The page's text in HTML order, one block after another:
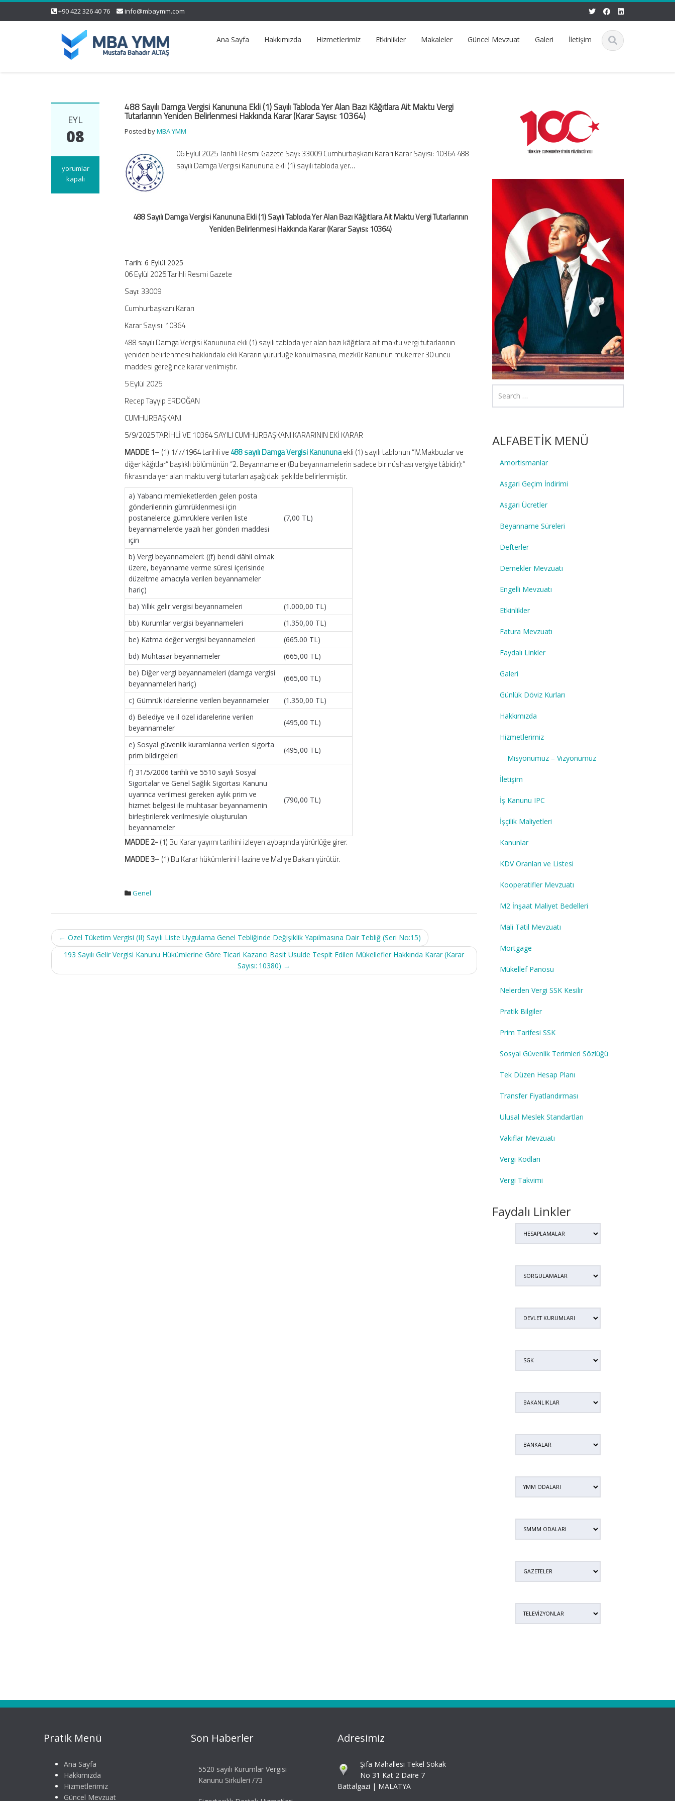
+90 422 326 40 76 info@mbaymm.com
Ana Sayfa Hakkımızda Hizmetlerimiz Etkinlikler Makaleler Güncel Mevzuat Galeri İletişim
EYL
08
488
Sayılı
yorumlar
kapalı
488 Sayılı Damga Vergisi Kanununa Ekli (1) Sayılı Tabloda Yer Alan Bazı Kâğıtlara Ait Maktu Vergi
Tutarlarının Yeniden Belirlenmesi Hakkında Karar (Karar Sayısı: 10364)
Posted byMBA YMM
06 Eylül 2025 Tarihli Resmi Gazete Sayı: 33009 Cumhurbaşkanı Kararı Karar Sayısı: 10364 488
sayılı Damga Vergisi Kanununa ekli (1) sayılı tabloda yer…
488 Sayılı Damga Vergisi Kanununa Ekli (1) Sayılı Tabloda Yer Alan Bazı Kâğıtlara Ait Maktu Vergi Tutarlarının
Yeniden Belirlenmesi Hakkında Karar (Karar Sayısı: 10364)
Tarih: 6 Eylül 2025
06 Eylül 2025 Tarihli Resmi Gazete
Sayı: 33009
Cumhurbaşkanı Kararı
Karar Sayısı: 10364
488 sayılı Damga Vergisi Kanununa ekli (1) sayılı tabloda yer alan bazı kâğıtlara ait maktu vergi tutarlarının
yeniden belirlenmesi hakkındaki ekli Kararın yürürlüğe konulmasına, mezkûr Kanunun mükerrer 30 uncu
maddesi gereğince karar verilmiştir.
5 Eylül 2025
Recep Tayyip ERDOĞAN
CUMHURBAŞKANI
5/9/2025 TARİHLİ VE 10364 SAYILI CUMHURBAŞKANI KARARININ EKİ KARAR
MADDE 1– (1) 1/7/1964 tarihli ve 488 sayılı Damga Vergisi Kanununaekli (1) sayılı tablonun “IV.Makbuzlar ve
diğer kâğıtlar” başlıklı bölümünün “2. Beyannameler (Bu beyannamelerin sadece bir nüshası vergiye tâbidir):”
fıkrasında yer alan maktu vergi tutarları aşağıdaki şekilde belirlenmiştir.
a) Yabancı memleketlerden gelen posta
gönderilerinin gümrüklenmesi için
postanelerce gümrüklere verilen liste
beyannamelerde yazılı her gönderi maddesi
için
(7,00 TL)
b) Vergi beyannameleri: ((f) bendi dâhil olmak
üzere, beyanname verme süresi içerisinde
düzeltme amacıyla verilen beyannameler
hariç)
ba) Yıllık gelir vergisi beyannameleri
(1.000,00 TL)
bb) Kurumlar vergisi beyannameleri
(1.350,00 TL)
be) Katma değer vergisi beyannameleri
(665.00 TL)
bd) Muhtasar beyannameler
(665,00 TL)
be) Diğer vergi beyannameleri (damga vergisi
beyannameleri hariç)
(665,00 TL)
c) Gümrük idarelerine verilen beyannameler
(1.350,00 TL)
d) Belediye ve il özel idarelerine verilen
beyannameler
(495,00 TL)
e) Sosyal güvenlik kuramlarına verilen sigorta
prim bildirgeleri
(495,00 TL)
f) 31/5/2006 tarihli ve 5510 sayılı Sosyal
Sigortalar ve Genel Sağlık Sigortası Kanunu
uyarınca verilmesi gereken aylık prim ve
hizmet belgesi ile muhtasar beyannamenin
birleştirilerek verilmesiyle oluşturulan
beyannameler
(790,00 TL)
MADDE 2-(1) Bu Karar yayımı tarihini izleyen aybaşında yürürlüğe girer.
MADDE 3– (1) Bu Karar hükümlerini Hazine ve Maliye Bakanı yürütür.
Genel
Post
navigation
← Özel Tüketim Vergisi (II) Sayılı Liste Uygulama Genel Tebliğinde Değişiklik Yapılmasına Dair Tebliğ (Seri No:15)
193 Sayılı Gelir Vergisi Kanunu Hükümlerine Göre Ticari Kazancı Basit Usulde Tespit Edilen Mükellefler Hakkında Karar (Karar
Sayısı: 10380) →
ALFABETİK MENÜ
Amortismanlar
Asgari Geçim İndirimi
Asgari Ücretler
Beyanname Süreleri
Defterler
Dernekler Mevzuatı
Engelli Mevzuatı
Etkinlikler
Fatura Mevzuatı
Faydalı Linkler
Galeri
Günlük Döviz Kurları
Hakkımızda
Hizmetlerimiz
Misyonumuz – Vizyonumuz
İletişim
İş Kanunu IPC
İşçilik Maliyetleri
Kanunlar
KDV Oranları ve Listesi
Kooperatifler Mevzuatı
M2 İnşaat Maliyet Bedelleri
Mali Tatil Mevzuatı
Mortgage
Mükellef Panosu
Nelerden Vergi SSK Kesilir
Pratik Bilgiler
Prim Tarifesi SSK
Sosyal Güvenlik Terimleri Sözlüğü
Tek Düzen Hesap Planı
Transfer Fiyatlandırması
Ulusal Meslek Standartları
Vakıflar Mevzuatı
Vergi Kodları
Vergi Takvimi
Faydalı Linkler
Pratik Menü
Ana Sayfa
Hakkımızda
Hizmetlerimiz
Güncel Mevzuat
Son Haberler
5520 sayılı Kurumlar Vergisi
Kanunu Sirküleri /73
Adresimiz
Şifa Mahallesi Tekel Sokak
No 31 Kat 2 Daire 7
Battalgazi | MALATYA